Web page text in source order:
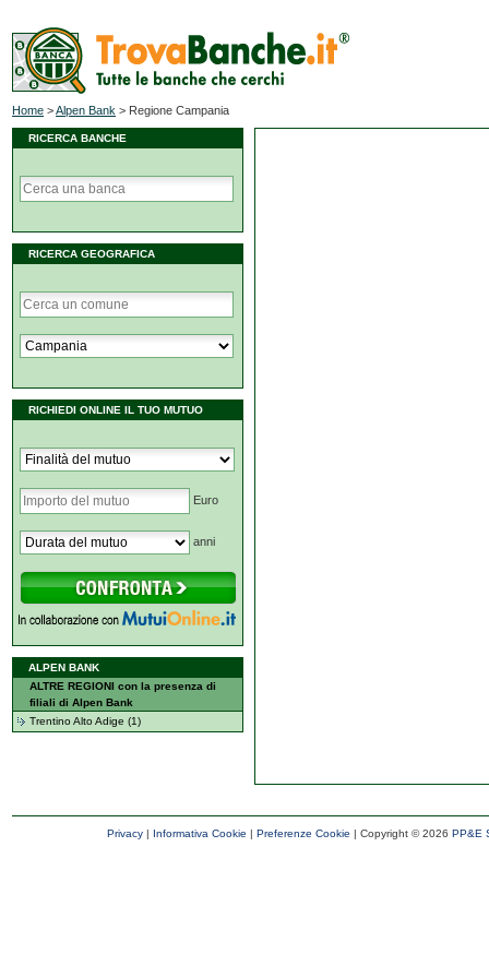
Home >Alpen Bank > Regione Campania
RICERCA BANCHE
RICERCA GEOGRAFICA
RICHIEDI ONLINE IL TUO MUTUO
Euro
anni
ALPEN BANK
ALTRE REGIONI con la presenza di
filiali di Alpen Bank
Trentino Alto Adige (1)
Privacy| Informativa Cookie | Preferenze Cookie | Copyright ©2026 PP&E